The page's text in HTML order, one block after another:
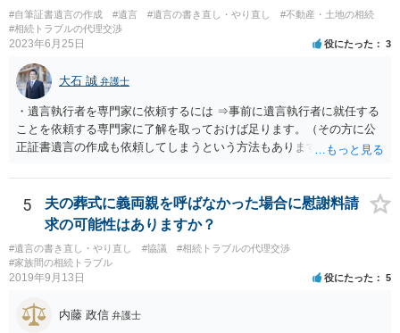
ようであれば警察への通報や法的措置も辞さないこと などを記載した
書面を発送してもらうことがよろしいように思います。
#自筆証書遺言の作成 #遺言 #遺言の書き直し・やり直し
#不動産・土地の相続
#相続トラブルの代理交渉
2023年6月25日 役にたった 3
大石 誠 弁護士
・遺言執行者を専門家に依頼するには ⇒事前に遺言執行者に就任する
ことを依頼する専門家に了解を取っておけば足ります。（その方に公
正証書遺言の作成も依頼してしまうという方法もあります） 事前に了
ません。 遺言執行者に就任し、遺言執行が完了したときの報酬だけ、
弁護士費用としてかかります。 ・亡くなった際に、法務局に預けた自
筆証書遺言の存在を親族がなかったものにされる可能性 ⇒自筆の遺言
書を法務局に保管した場合、死亡後、法務局に遺言書の有無を照会す
ることになりますので、「法務局に預けた自筆証書遺言の存在を親族
がなかったもの」にすることはできません。 存在をなかったものにす
がありえますが、その予防方法は、遺言者と面談してみないと判断が
難しいです。
5
夫の葬式に義両親を呼ばなかった場合に慰謝料請
求の可能性はありますか？
#遺言の書き直し・やり直し #協議
#相続トラブルの代理交渉
#家族間の相続トラブル
2019年9月13日 役にたった 5
内藤 政信 弁護士